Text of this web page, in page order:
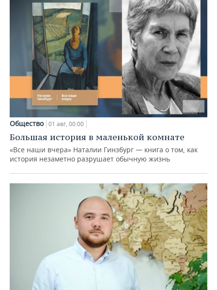
Общество 01 авг, 00:00
Большая история в маленькой комнате
«Все наши вчера» Наталии Гинзбург — книга о том, как
история незаметно разрушает обычную жизнь